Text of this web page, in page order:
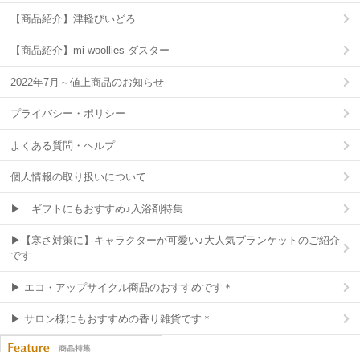
【商品紹介】津軽びいどろ
【商品紹介】mi woollies ダスター
2022年7月～値上商品のお知らせ
プライバシー・ポリシー
よくある質問・ヘルプ
個人情報の取り扱いについて
▶ ギフトにもおすすめ♪入浴剤特集
▶【寒さ対策に】キャラクターが可愛い♪大人気ブランケットのご紹介
です
▶ エコ・アップサイクル商品のおすすめです＊
▶ サロン様にもおすすめの香り雑貨です＊